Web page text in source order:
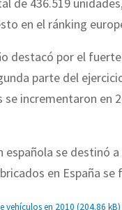
de 436.519
en el ránking
destacó por el
parte del
incrementaron en
española se destinó
en España
vehículos en 2010 (204.86 kB)